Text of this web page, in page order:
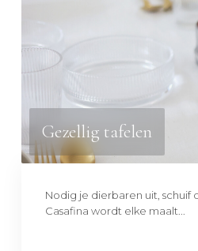
Gezellig tafelen
Nodig je dierbaren uit, schuif
Casafina wordt elke maalt...